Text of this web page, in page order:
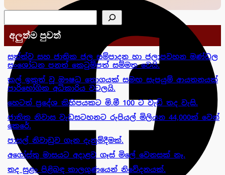
අලුත්ම පුවත්
සත්ත්ව සහ ජාතික ජල සම්පාදන හා ජලාපවහන මණ්ඩල
සංශෝධන පනත් කෙටුම්පත් සම්මත වෙයි.
කල් ඉකුත් වූ ඖෂධ තොගයක් සමඟ සැපයුම් ආයතනයක්
පාරිභෝගික අධිකාරිය වටලයි.
හෙටත් ප්‍රදේශ කිහිපයකට මි.මී 100 ට වැඩි තද වැසි.
ජාතික නිවාස වැඩසටහනට රුපියල් මිලියන 44,000ක් වෙන්
කෙරේ.
පාසල් නිවාඩුව ගැන දැනුම්දීමක්.
අගෝස්තු මාසයට අදාළව ගෑස් මිලේ වෙනසක් නෑ.
තද සුළං පිළිබඳ කාලගුණයෙන් නිවේදනයක්.